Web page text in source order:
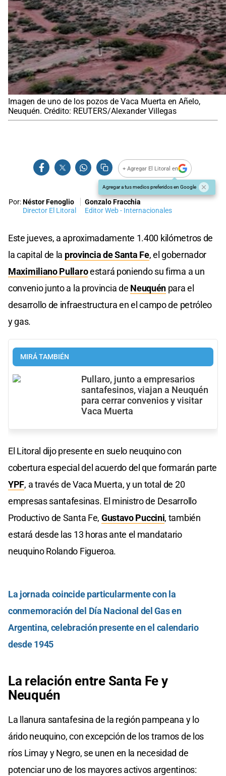
Imagen de uno de los pozos de Vaca Muerta en Añelo,
Neuquén. Crédito: REUTERS/Alexander Villegas
+ Agregar El Litoral en
Agregar a tus medios preferidos en Google
Por:Néstor Fenoglio
Director El Litoral
Gonzalo Fracchia
Editor Web - Internacionales
Este jueves, a aproximadamente 1.400 kilómetros de
la capital de la provincia de Santa Fe, el gobernador
Maximiliano Pullaroestará poniendo su firma a un
convenio junto a la provincia de Neuquén para el
desarrollo de infraestructura en el campo de petróleo
y gas.
MIRÁ TAMBIÉN
Pullaro, junto a empresarios
santafesinos, viajan a Neuquén
para cerrar convenios y visitar
Vaca Muerta
El Litoral dijo presente en suelo neuquino con
cobertura especial del acuerdo del que formarán parte
YPF, a través de Vaca Muerta, y un total de 20
empresas santafesinas. El ministro de Desarrollo
Productivo de Santa Fe, Gustavo Puccini, también
estará desde las 13 horas ante el mandatario
neuquino Rolando Figueroa.
La jornada coincide particularmente con la
conmemoración del Día Nacional del Gas en
Argentina, celebración presente en el calendario
desde 1945
La relación entre Santa Fe y
Neuquén
La llanura santafesina de la región pampeana y lo
árido neuquino, con excepción de los tramos de los
ríos Limay y Negro, se unen en la necesidad de
potenciar uno de los mayores activos argentinos: